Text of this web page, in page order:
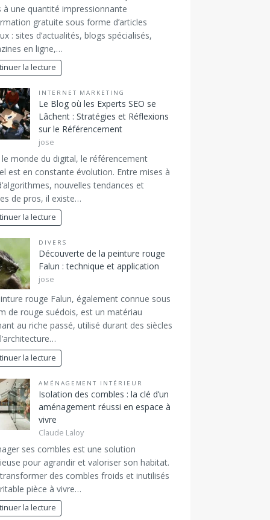
à une quantité impressionnante
gratuite sous forme d’articles
: sites d’actualités, blogs spécialisés,
en ligne,…
la lecture
INTERNET MARKETING
Le Blog où les Experts SEO se
Lâchent : Stratégies et Réflexions
sur le Référencement
jose
le monde du digital, le référencement
est en constante évolution. Entre mises à
nouvelles tendances et
de pros, il existe…
la lecture
DIVERS
Découverte de la peinture rouge
Falun : technique et application
jose
rouge Falun, également connue sous
de rouge suédois, est un matériau
au riche passé, utilisé durant des siècles
la lecture
AMÉNAGEMENT INTÉRIEUR
Isolation des combles : la clé d’un
aménagement réussi en espace à
vivre
Claude Laloy
ses combles est une solution
pour agrandir et valoriser son habitat.
des combles froids et inutilisés
pièce à vivre…
la lecture